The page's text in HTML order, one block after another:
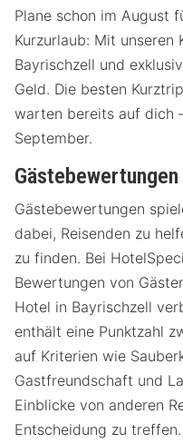
Plane schon im August
Kurzurlaub: Mit unseren
Bayrischzell und
Geld. Die besten
warten bereits auf dich
September.
Gästebewertungen
Gästebewertungen
dabei, Reisenden zu
zu finden. Bei
Bewertungen von
Hotel in Bayrischzell
enthält eine Punktzahl
auf Kriterien wie
Gastfreundschaft und
Einblicke von anderen
Entscheidung zu